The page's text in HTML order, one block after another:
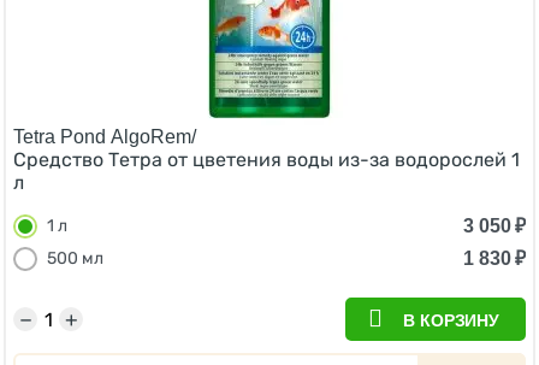
Tetra Pond AlgoRem/
Средство Тетра от цветения воды из-за водорослей 1
л
1 л 3 050₽
500 мл
1 830₽
+
− В КОРЗИНУ